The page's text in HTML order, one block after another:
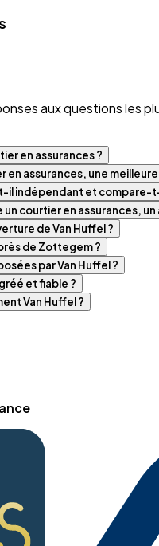
aux questions les
en assurances ?
assurances, une
il indépendant et compare-
courtier en assurances,
de Van Huffel ?
de Zottegem ?
par Van Huffel ?
et fiable ?
Van Huffel ?